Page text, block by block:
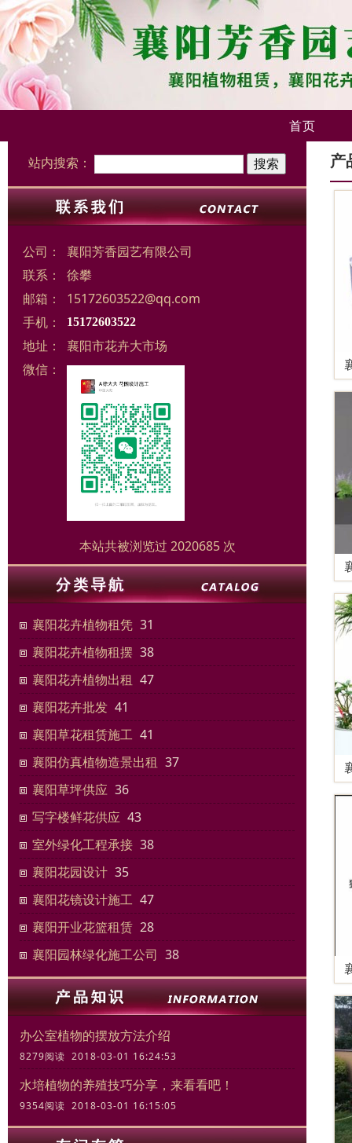
首页
站内搜索：
公司：
襄阳芳香园艺有限公司
联系：
徐攀
邮箱：
15172603522@qq.com
手机：
15172603522
地址：
襄阳市花卉大市场
微信：
本站共被浏览过 2020685 次
襄阳花卉植物租凭 31
襄阳花卉植物租摆 38
襄阳花卉植物出租 47
襄阳花卉批发 41
襄阳草花租赁施工 41
襄阳仿真植物造景出租 37
襄阳草坪供应 36
写字楼鲜花供应 43
室外绿化工程承接 38
襄阳花园设计 35
襄阳花镜设计施工 47
襄阳开业花篮租赁 28
襄阳园林绿化施工公司 38
办公室植物的摆放方法介绍
8279阅读 2018-03-01 16:24:53
水培植物的养殖技巧分享，来看看吧！
9354阅读 2018-03-01 16:15:05
产